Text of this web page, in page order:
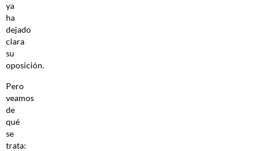
ya
ha
dejado
clara
su
oposición.
Pero
veamos
de
qué
se
trata: